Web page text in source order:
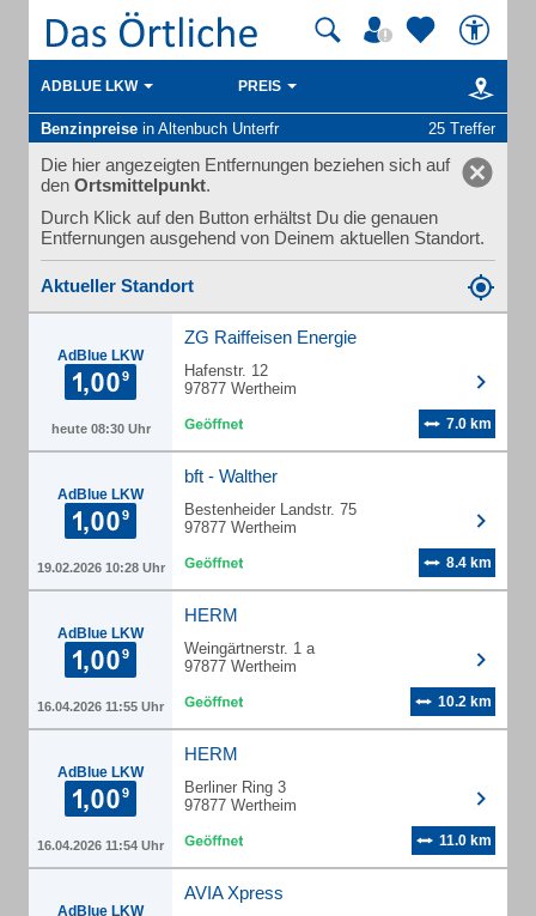
ADBLUE LKW PREIS
Benzinpreise in Altenbuch Unterfr 25 Treffer
Die hier angezeigten Entfernungen beziehen sich auf
den Ortsmittelpunkt.
Durch Klick auf den Button erhältst Du die genauen
Entfernungen ausgehend von Deinem aktuellen Standort.
Aktueller Standort
AdBlue LKW
heute 08:30 Uhr
ZG Raiffeisen Energie
Hafenstr. 12
97877 Wertheim
7.0 km
AdBlue LKW
19.02.2026 10:28 Uhr
bft - Walther
Bestenheider Landstr. 75
97877 Wertheim
8.4 km
AdBlue LKW
16.04.2026 11:55 Uhr
HERM
Weingärtnerstr. 1 a
97877 Wertheim
10.2 km
AdBlue LKW
16.04.2026 11:54 Uhr
HERM
Berliner Ring 3
97877 Wertheim
11.0 km
AdBlue LKW
AVIA Xpress